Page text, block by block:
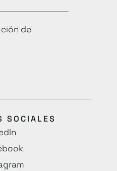
de
SOCIALES